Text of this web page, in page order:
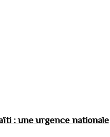
: une urgence nationale